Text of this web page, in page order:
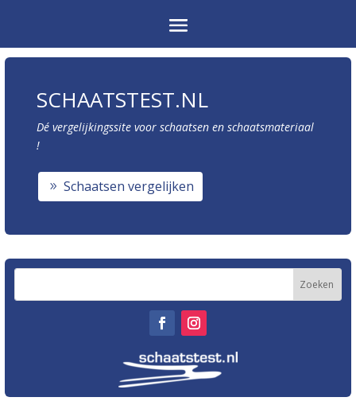
SCHAATSTEST.NL
Dé vergelijkingssite voor schaatsen en schaatsmateriaal
!
Schaatsen vergelijken